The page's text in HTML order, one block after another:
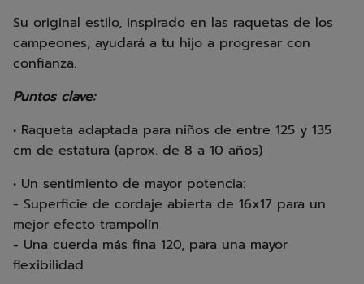
Su original estilo, inspirado en las raquetas de los
campeones, ayudará a tu hijo a progresar con
confianza.
Puntos clave:
• Raqueta adaptada para niños de entre 125 y 135
cm de estatura (aprox. de 8 a 10 años)
• Un sentimiento de mayor potencia:
- Superficie de cordaje abierta de 16x17 para un
mejor efecto trampolín
- Una cuerda más fina 120, para una mayor
flexibilidad